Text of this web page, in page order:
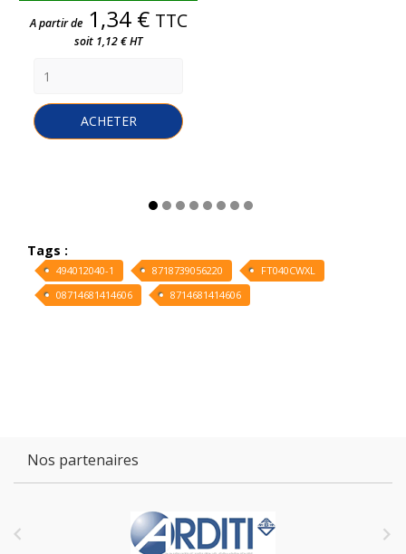
Prix
A partir de 1,34 € TTC
soit 1,12 € HT
ACHETER
Tags :
494012040-1 8718739056220
FT040CWXL
08714681414606
8714681414606
Nos partenaires
 